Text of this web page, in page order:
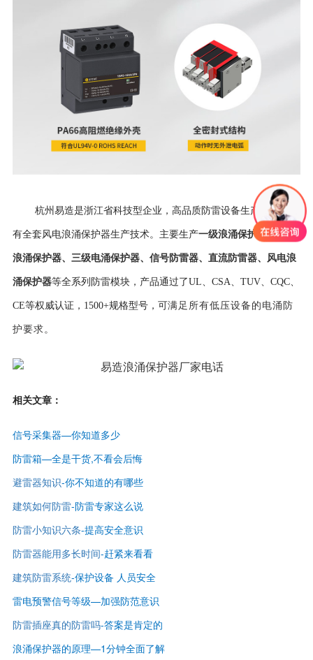
杭州易造是浙江省科技型企业，高品质防雷设备生产厂家,拥
有全套风电浪涌保护器生产技术。主要生产一级浪涌保护器、二级
浪涌保护器、 三级电涌保护器、 信号防雷器、 直流防雷器、
风电浪
涌保护器等全系列防雷模块，产品通过了UL、CSA、TUV、CQC、
CE等权威认证， 1500+规格型号，可满足所有低压设备的电涌防
护要求。
相关文章：
信号采集器—你知道多少
防雷箱—全是干货,不看会后悔
避雷器知识-你不知道的有哪些
建筑如何防雷-防雷专家这么说
防雷小知识六条-提高安全意识
防雷器能用多长时间-赶紧来看看
建筑防雷系统-保护设备 人员安全
雷电预警信号等级—加强防范意识
防雷插座真的防雷吗-答案是肯定的
浪涌保护器的原理—1分钟全面了解